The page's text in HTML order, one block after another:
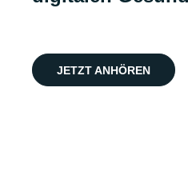
JETZT ANHÖREN